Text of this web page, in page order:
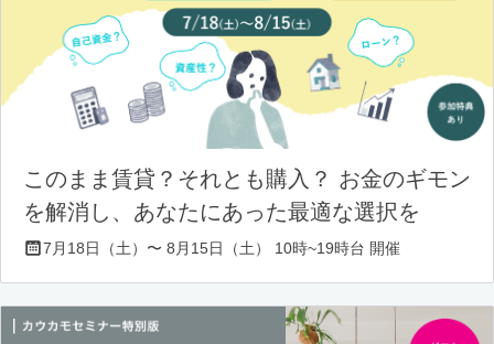
このまま賃貸？それとも購入？ お金のギモン
を解消し、あなたにあった最適な選択を
7月18日（土）〜 8月15日（土） 10時~19時台 開催